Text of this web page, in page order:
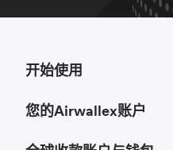
开始使用
您的Airwallex账户